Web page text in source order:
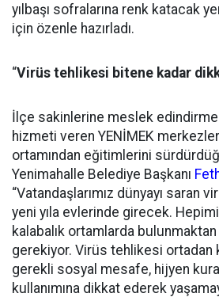
yılbaşı sofralarına renk katacak
için özenle hazırladı.
“Virüs tehlikesi bitene kadar
İlçe sakinlerine meslek
hizmeti veren YENİMEK
ortamından eğitimlerini
Yenimahalle Belediye Başkanı
“Vatandaşlarımız dünyayı saran
yeni yıla evlerinde girecek.
kalabalık ortamlarda bulunmaktan
gerekiyor. Virüs tehlikesi ortadan
gerekli sosyal mesafe, hijyen
kullanımına dikkat ederek